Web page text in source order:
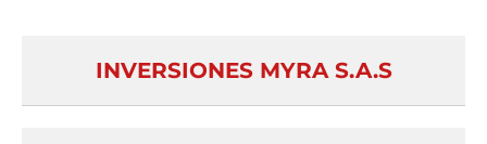
INVERSIONES MYRA S.A.S